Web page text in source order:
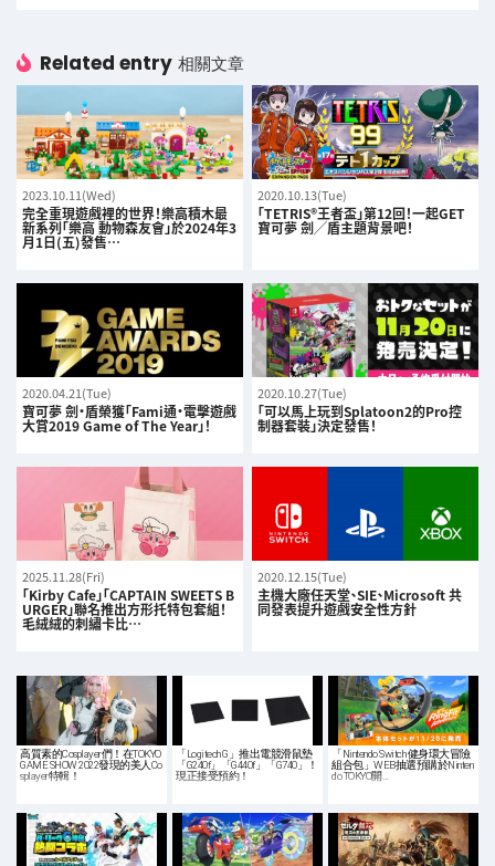
Related entry 相關文章
2023.10.11(Wed)
完全重現遊戲裡的世界！樂高積木最
新系列「樂高 動物森友會」於2024年3
月1日(五)發售…
2020.10.13(Tue)
「TETRIS®王者盃」第12回！一起GET
寶可夢 劍╱盾主題背景吧！
2020.04.21(Tue)
寶可夢 劍·盾榮獲「Fami通·電擊遊戲
大賞2019 Game of The Year」！
2020.10.27(Tue)
「可以馬上玩到Splatoon2的Pro控
制器套裝」決定發售！
2025.11.28(Fri)
「Kirby Cafe」「CAPTAIN SWEETS B
URGER」聯名推出方形托特包套組！
毛絨絨的刺繡卡比…
2020.12.15(Tue)
主機大廠任天堂、SIE、Microsoft 共
同發表提升遊戲安全性方針
高質素的Cosplayer們！在TOKYO
GAME SHOW 2022發現的美人Co
splayer特輯！
「Logitech G」推出電競滑鼠墊
「G240f」「G440f」「G740」！
現正接受預約！
「Nintendo Switch 健身環大冒險
組合包」WEB抽選預購於Ninten
do TOKYO開…